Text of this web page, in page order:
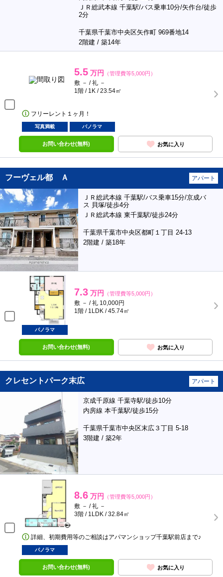
ＪＲ総武本線 千葉駅/バス乗車10分/矢作台/徒歩
2分
千葉県千葉市中央区矢作町 969番地14
2階建 / 築14年
5.5 万円 （管理費等5,000円）
敷 － / 礼 －
1階 / 1K / 23.54㎡
フリーレント１ヶ月！
写真満載 パノラマ
お問い合わせ(無料) お気に入り
フーヴェル都 Ａ アパート
ＪＲ総武本線 千葉駅/バス乗車15分/京成バ
ス 貝塚/徒歩4分
ＪＲ総武本線 東千葉駅/徒歩24分
千葉県千葉市中央区都町１丁目 24-13
2階建 / 築18年
7.3 万円 （管理費等5,000円）
敷 － / 礼 10,000円
1階 / 1LDK / 45.74㎡
パノラマ
お問い合わせ(無料) お気に入り
クレセントパーク末広 アパート
京成千原線 千葉寺駅/徒歩10分
内房線 本千葉駅/徒歩15分
千葉県千葉市中央区末広３丁目 5-18
3階建 / 築2年
8.6 万円 （管理費等5,000円）
敷 － / 礼 －
3階 / 1LDK / 32.84㎡
詳細、初期費用等のご相談はアパマンショップ千葉駅前店まで♪
パノラマ
お問い合わせ(無料) お気に入り